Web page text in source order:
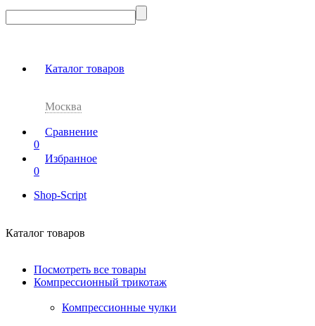
Каталог товаров
Москва
Сравнение
0
Избранное
0
Shop-Script
Каталог товаров
Посмотреть все товары
Компрессионный трикотаж
Компрессионные чулки